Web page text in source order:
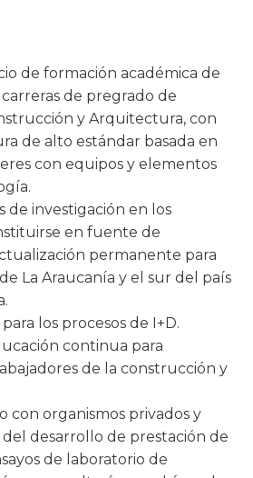
de formación académica de
de pregrado de
y Arquitectura, con
de alto estándar basada en
con equipos y elementos
de investigación en los
en fuente de
permanente para
La Araucanía y el sur del país
los procesos de I+D.
continua para
de la construcción y
con organismos privados y
del desarrollo de prestación de
de laboratorio de